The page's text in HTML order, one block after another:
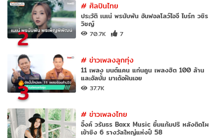
2
#ศิลปินไทย
ประวัติ เนเน่ พรนับพัน อันฟอลโลว์ไอจี ไบร์ท วชิร
วิชญ์
70.7K 7
3
#ข่าวเพลงลูกทุ่ง
11 เพลง มนต์แคน แก่นคูน เพลงฮิต 100 ล้าน
และอัลบั้ม มาเด้อฝันเอย
37.7K
#ข่าวเพลงไทย
อิ้งค์ วรันธร Boxx Music ยิ้มแก้มปริ หลังติดโผ
เข้าชิง 6 รางวัลใหญ่แห่งปี 58